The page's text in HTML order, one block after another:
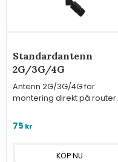
Standardantenn
2G/3G/4G
Antenn 2G/3G/4G för
montering direkt på router.
75 kr